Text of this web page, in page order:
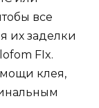
все
их заделки
FIx.
клея,